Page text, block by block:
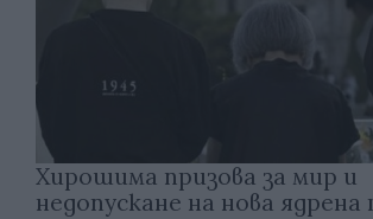
Хирошима призова за мир и
недопускане на нова ядрена